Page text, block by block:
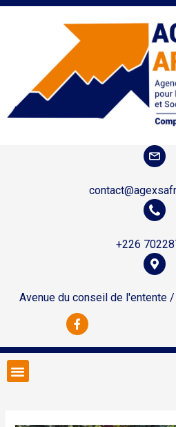
+226
Avenue du conseil de l'entente /